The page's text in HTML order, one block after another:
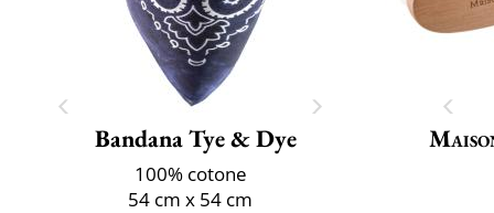
Bandana Tye & Dye
100% cotone
54 cm x 54 cm